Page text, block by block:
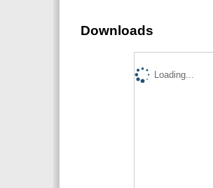
Downloads
Loading...